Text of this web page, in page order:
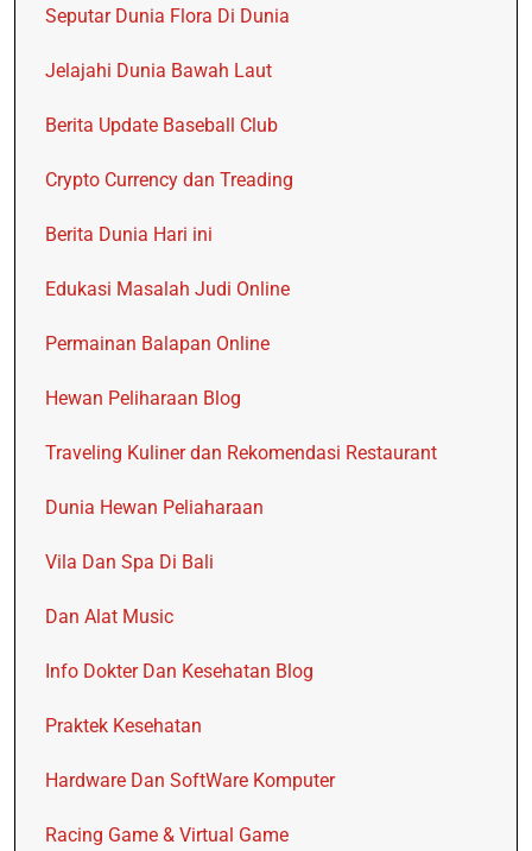
Seputar Dunia Flora Di Dunia
Jelajahi Dunia Bawah Laut
Berita Update Baseball Club
Crypto Currency dan Treading
Berita Dunia Hari ini
Edukasi Masalah Judi Online
Permainan Balapan Online
Hewan Peliharaan Blog
Traveling Kuliner dan Rekomendasi Restaurant
Dunia Hewan Peliaharaan
Vila Dan Spa Di Bali
Dan Alat Music
Info Dokter Dan Kesehatan Blog
Praktek Kesehatan
Hardware Dan SoftWare Komputer
Racing Game & Virtual Game